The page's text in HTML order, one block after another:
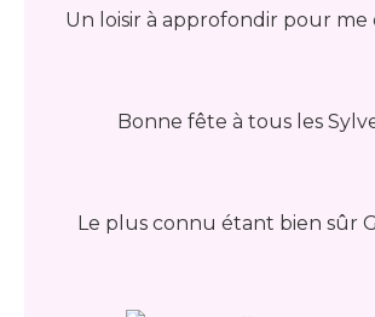
Un loisir à approfondir pour me
Bonne fête à tous les
Le plus connu étant bien sûr